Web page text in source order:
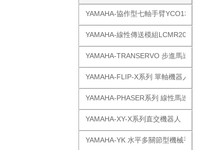
YAMAHA-協作型七軸手臂YCO1300
YAMAHA-線性傳送模組LCMR200
YAMAHA-TRANSERVO 步進馬達單軸
YAMAHA-FLIP-X系列 單軸機器人
YAMAHA-PHASER系列 線性馬達
YAMAHA-XY-X系列直交機器人
YAMAHA-YK 水平多關節型機械手